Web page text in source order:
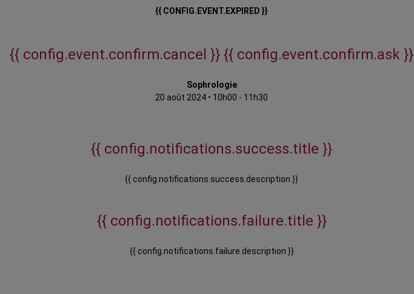
{{ CONFIG.EVENT.EXPIRED }}
{{ config.event.confirm.cancel }} {{ config.event.confirm.ask }}
Sophrologie
20 août 2024 • 10h00 - 11h30
{{ config.notifications.success.title }}
{{ config.notifications.success.description }}
{{ config.notifications.failure.title }}
{{ config.notifications.failure.description }}